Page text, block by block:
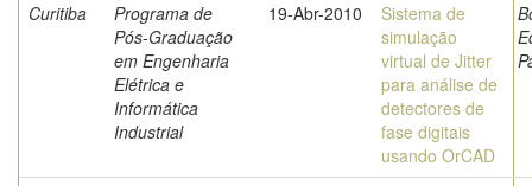
Curitiba
Programa de
Pós-Graduação
em Engenharia
Elétrica e
Informática
Industrial
19-Abr-2010
Sistema de
simulação
virtual de Jitter
para análise de
detectores de
fase digitais
usando OrCAD